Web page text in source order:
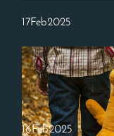
17Feb2025
16Feb2025